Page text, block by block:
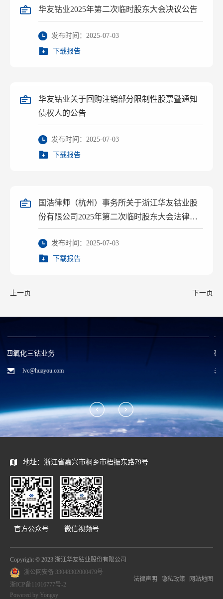
华友钴业2025年第二次临时股东大会决议公告
发布时间：2025-07-03
下载报告
华友钴业关于回购注销部分限制性股票暨通知
债权人的公告
发布时间：2025-07-03
下载报告
国浩律师（杭州）事务所关于浙江华友钴业股
份有限公司2025年第二次临时股东大会法律意
见书
发布时间：2025-07-03
下载报告
上一页 下一页
碳酸锂/废料回收业务
zwx@huayou.com
地址：浙江省嘉兴市桐乡市梧振东路79号
官方公众号 微信视频号
Copyright © 2023 浙江华友钴业股份有限公司
浙公网安备 33048302000479号
浙ICP备11016777号-2
Powered by Yongsy
法律声明 隐私政策 网站地图